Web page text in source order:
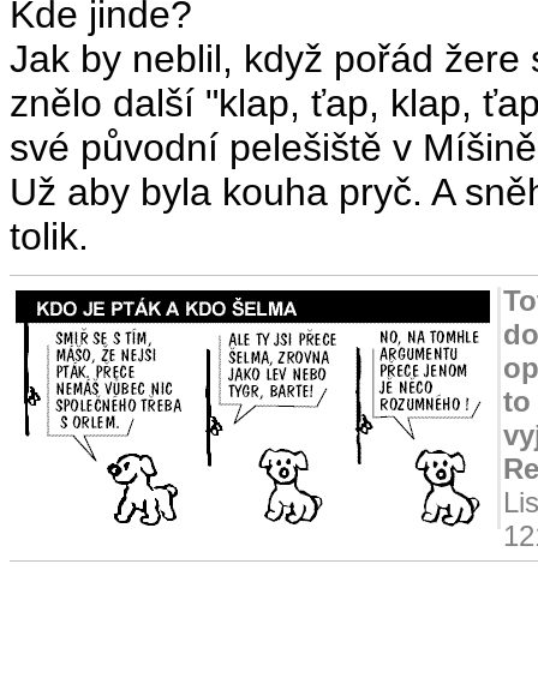
Kde jinde?
Jak by neblil, když pořád
znělo další "klap, ťap, klap,
své původní pelešiště v
Už aby byla kouha pryč. A
tolik.
to